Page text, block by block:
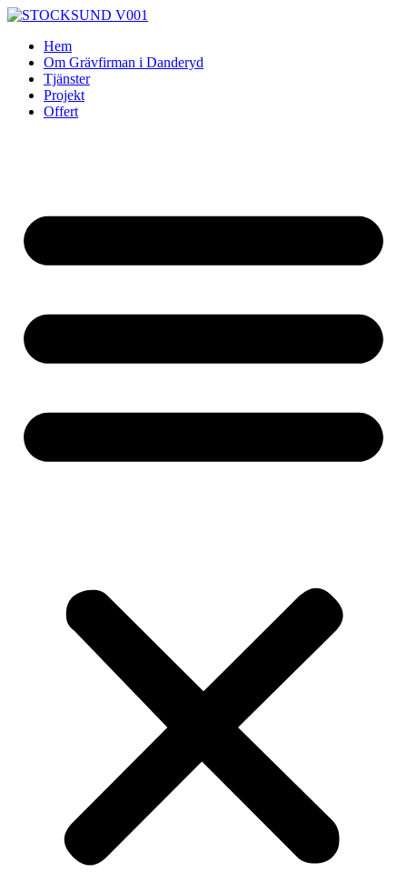
Skip
contentHem
Om Grävfirman i Danderyd
Tjänster
Projekt
Offert